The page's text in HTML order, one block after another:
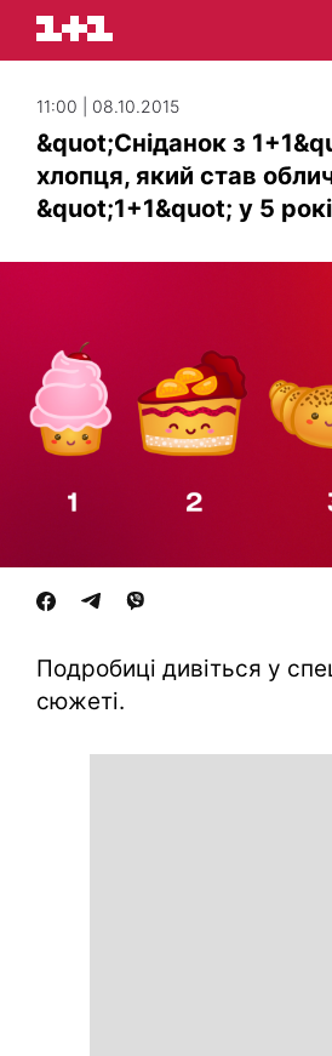
11:00 | 08.10.2015
&quot;Сніданок з
хлопця, який став
&quot;1+1&quot; у 5
Подробиці дивіться у
сюжеті.